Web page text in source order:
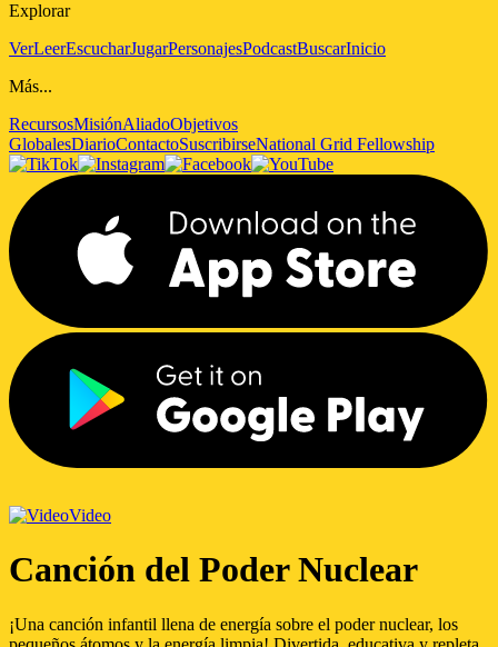
Explorar
VerLeerEscucharJugarPersonajesPodcastBuscarInicio
Más...
RecursosMisiónAliadoObjetivos
GlobalesDiarioContactoSuscribirseNational Grid Fellowship
Video
Canción del Poder Nuclear
¡Una canción infantil llena de energía sobre el poder nuclear, los